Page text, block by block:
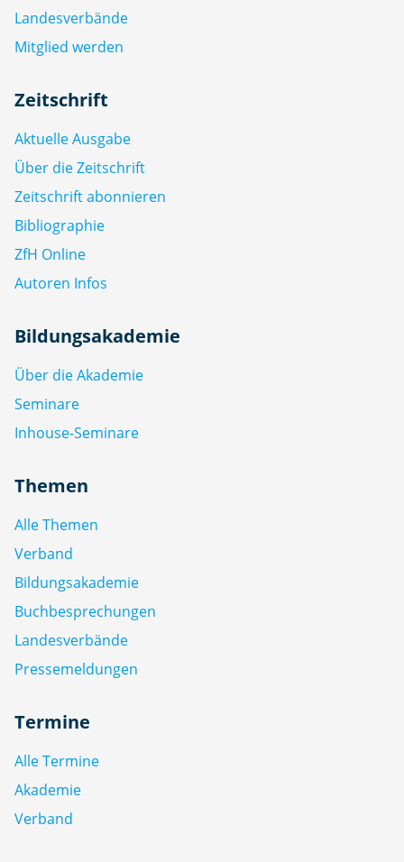
Landesverbände
Mitglied werden
Zeitschrift
Aktuelle Ausgabe
Über die Zeitschrift
Zeitschrift abonnieren
Bibliographie
ZfH Online
Autoren Infos
Bildungsakademie
Über die Akademie
Seminare
Inhouse-Seminare
Themen
Alle Themen
Verband
Bildungsakademie
Buchbesprechungen
Landesverbände
Pressemeldungen
Termine
Alle Termine
Akademie
Verband